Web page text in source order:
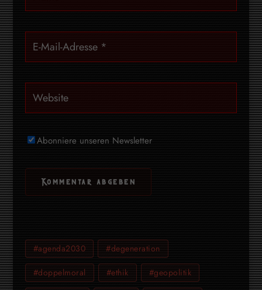
Abonniere unseren Newsletter
#agenda2030 #degeneration
#doppelmoral #ethik #geopolitik